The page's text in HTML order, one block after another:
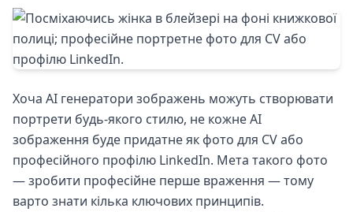
Хоча AI генератори зображень можуть створювати
портрети будь-якого стилю, не кожне AI
зображення буде придатне як фото для CV або
професійного профілю LinkedIn. Мета такого фото
— зробити професійне перше враження — тому
варто знати кілька ключових принципів.